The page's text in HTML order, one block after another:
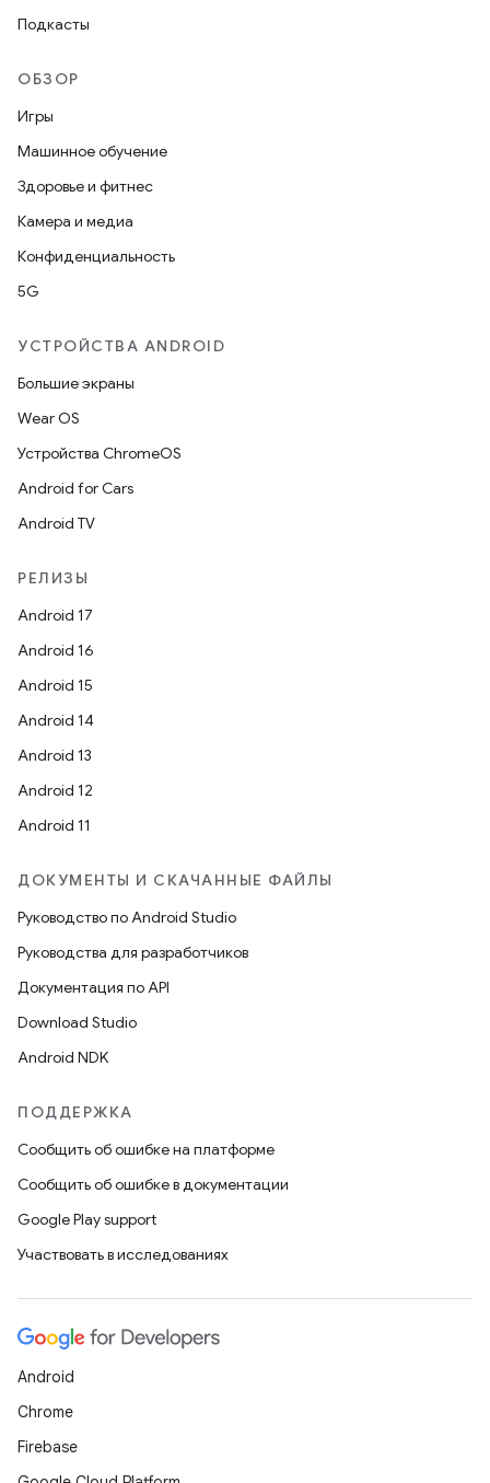
Подкасты
ОБЗОР
Игры
Машинное обучение
Здоровье и фитнес
Камера и медиа
Конфиденциальность
5G
УСТРОЙСТВА ANDROID
Большие экраны
Wear OS
Устройства ChromeOS
Android for Cars
Android TV
РЕЛИЗЫ
Android 17
Android 16
Android 15
Android 14
Android 13
Android 12
Android 11
ДОКУМЕНТЫ И СКАЧАННЫЕ ФАЙЛЫ
Руководство по Android Studio
Руководства для разработчиков
Документация по API
Download Studio
Android NDK
ПОДДЕРЖКА
Сообщить об ошибке на платформе
Сообщить об ошибке в документации
Google Play support
Участвовать в исследованиях
Android
Chrome
Firebase